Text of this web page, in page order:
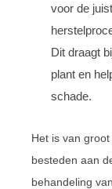
voor de
Dit draagt
plant en
schade.
Het is van
besteden aan
behandeling